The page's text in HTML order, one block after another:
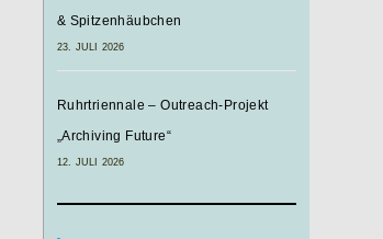
& Spitzenhäubchen
23. JULI 2026
Ruhrtriennale – Outreach-Projekt
„Archiving Future“
12. JULI 2026